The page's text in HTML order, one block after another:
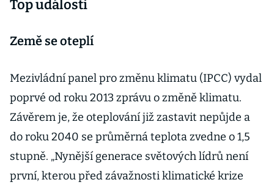
Top události
Země se oteplí
Mezivládní panel pro změnu klimatu (IPCC) vydal
poprvé od roku 2013 zprávu o změně klimatu.
Závěrem je, že oteplování již zastavit nepůjde a
do roku 2040 se průměrná teplota zvedne o 1,5
stupně. „Nynější generace světových lídrů není
první, kterou před závažnosti klimatické krize